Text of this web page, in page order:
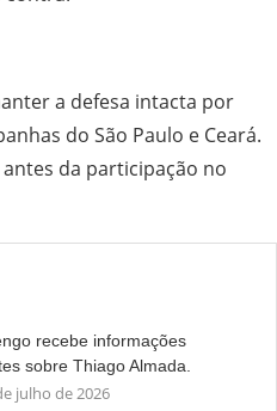
a defesa intacta por
do São Paulo e Ceará.
da participação no
recebe informações
sobre Thiago Almada.
julho de 2026